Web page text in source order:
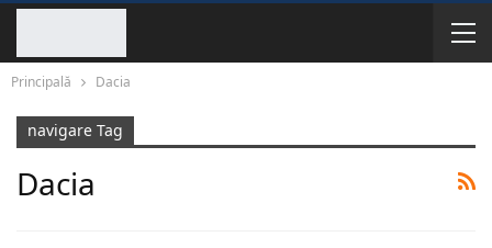
Principală Dacia
navigare Tag
Dacia